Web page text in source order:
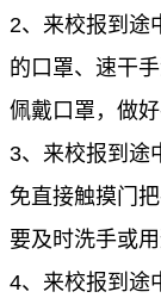
2、 来校报到途
的口罩、速干
佩戴口罩，做
3、 来校报到途
免直接触摸门
要及时洗手或
4、 来校报到途